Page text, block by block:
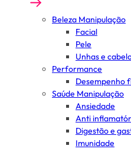
Beleza Manipulação
Facial
Pele
Unhas e
Performance
Desempenho
Saúde Manipulação
Ansiedade
Anti
Digestão e
Imunidade